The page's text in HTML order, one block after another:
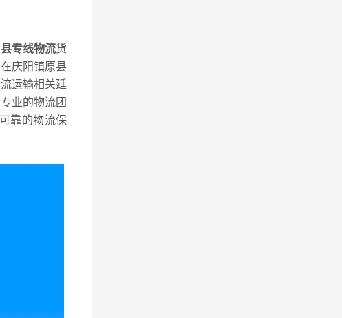
专线物流货
庆阳镇原县
运输相关延
业的物流团
靠的物流保